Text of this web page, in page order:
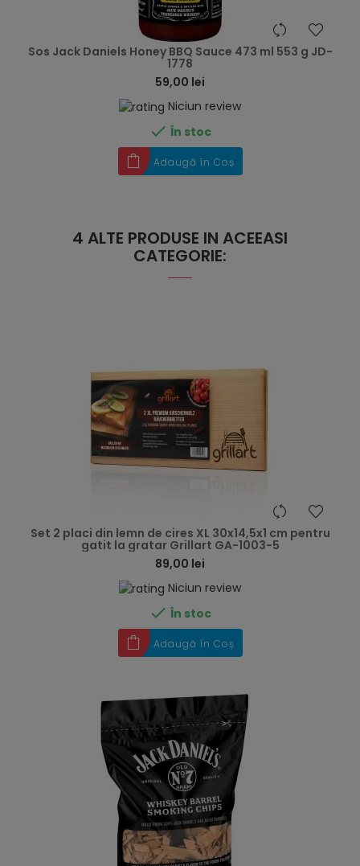
Sos Jack Daniels Honey BBQ Sauce 473 ml 553 g JD-
1778
59,00 lei
Niciun review
 În stoc
Adaugă în Coș
4 ALTE PRODUSE IN ACEEASI
CATEGORIE:
Set 2 placi din lemn de cires XL 30x14,5x1 cm pentru
gatit la gratar Grillart GA-1003-5
89,00 lei
Niciun review
 În stoc
Adaugă în Coș